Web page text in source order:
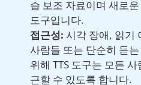
습 보조 자료이며 새로
도구입니다.
접근성: 시각 장애, 읽기
사람들 또는 단순히 듣
위해 TTS 도구는 모든
근할 수 있도록 합니다.